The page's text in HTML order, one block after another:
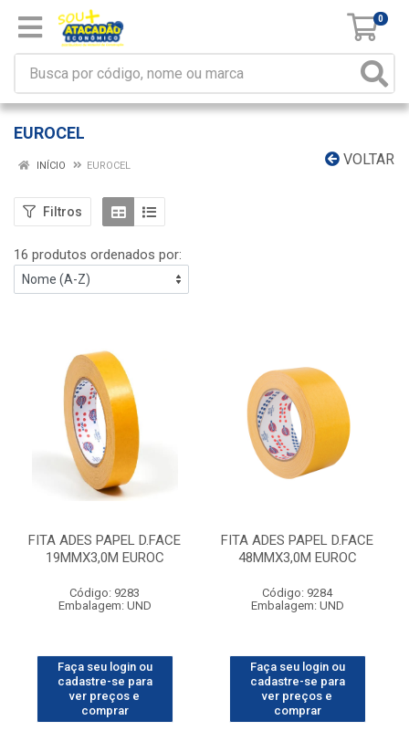
0
EUROCEL
VOLTAR
INÍCIO EUROCEL
Filtros
16 produtos ordenados por:
FITA ADES PAPEL D.FACE
19MMX3,0M EUROC
Código: 9283
Embalagem: UND
Faça seu login ou
cadastre-se para
ver preços e
comprar
FITA ADES PAPEL D.FACE
48MMX3,0M EUROC
Código: 9284
Embalagem: UND
Faça seu login ou
cadastre-se para
ver preços e
comprar